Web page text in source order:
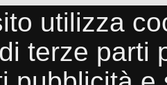
utilizza
terze parti